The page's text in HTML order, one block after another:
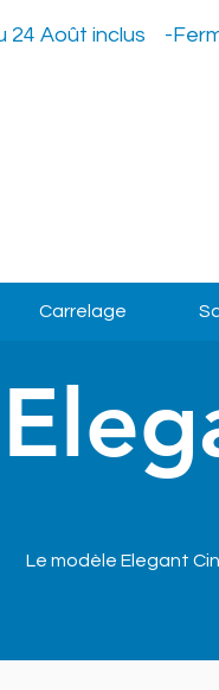
24 Août inclus    -
Carrelage
Le modèle Elegant